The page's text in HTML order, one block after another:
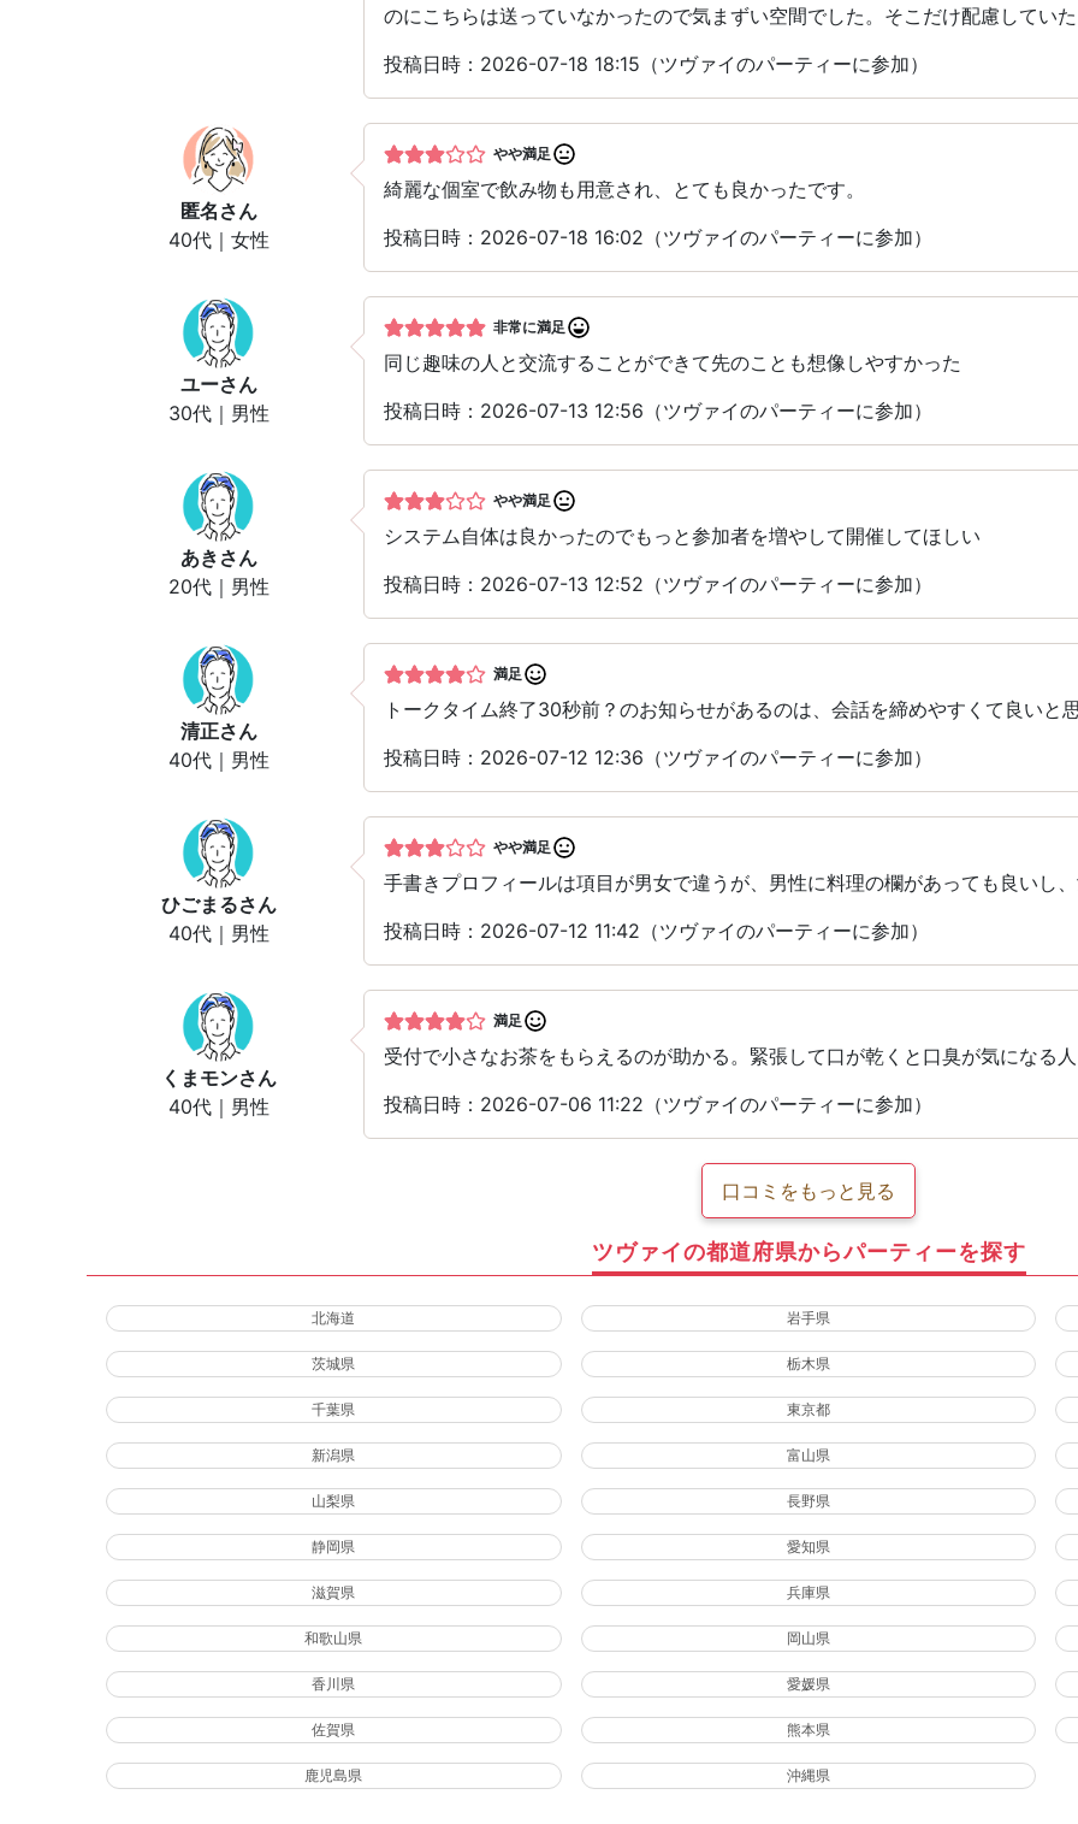
のにこちらは送っていなかったので気まずい空間でした。そこだけ配慮してい
投稿日時：2026-07-18 18:15（ツヴァイのパーティーに参加）
匿名 さん
40代｜女性
やや満足
綺麗な個室で飲み物も用意され、とても良かったです。
投稿日時：2026-07-18 16:02（ツヴァイのパーティーに参加）
ユーさん
30代｜男性
非常に満足
同じ趣味の人と交流することができて先のことも想像しやすかった
投稿日時：2026-07-13 12:56（ツヴァイのパーティーに参加）
あき さん
20代｜男性
やや満足
システム自体は良かったのでもっと参加者を増やして開催してほしい
投稿日時：2026-07-13 12:52（ツヴァイのパーティーに参加）
清正さん
40代｜男性
満足
トークタイム終了30秒前？のお知らせがあるのは、会話を締めやすくて良いと
投稿日時：2026-07-12 12:36（ツヴァイのパーティーに参加）
ひごまるさん
40代｜男性
やや満足
手書きプロフィールは項目が男女で違うが、男性に料理の欄があっても良いし
投稿日時：2026-07-12 11:42（ツヴァイのパーティーに参加）
くまモンさん
40代｜男性
満足
受付で小さなお茶をもらえるのが助かる。緊張して口が乾くと口臭が気になる
投稿日時：2026-07-06 11:22（ツヴァイのパーティーに参加）
口コミをもっと見る
ツヴァイの都道府県からパーティーを探す
北海道 岩手県
茨城県 栃木県
千葉県 東京都
新潟県 富山県
山梨県 長野県
静岡県 愛知県
滋賀県 兵庫県
和歌山県 岡山県
香川県 愛媛県
佐賀県 熊本県
鹿児島県 沖縄県